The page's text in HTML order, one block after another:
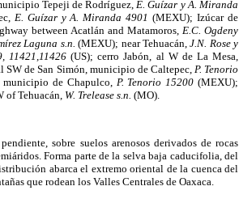
Tepeji de Rodríguez,E. Guízar y A. Miranda
E. Guízar y A. Miranda 4901(MEXU); Izúcar de
between Acatlán and Matamoros, E.C. Ogdeny
Laguna s.n.(MEXU); near Tehuacán,J.N. Rose y
11421,11426(US); cerro Jabón, al W de La Mesa,
de San Simón, municipio de Caltepec, P. Tenorio
municipio de Chapulco, P. Tenorio 15200(MEXU);
of Tehuacán, W. Trelease s.n. (MO).
sobre suelos arenosos derivados de rocas
Forma parte de la selva baja caducifolia, del
abarca el extremo oriental de la cuenca del
que rodean los Valles Centrales de Oaxaca.